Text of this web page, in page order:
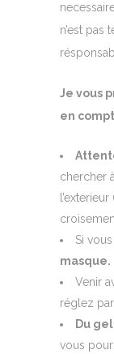
n’est pas
Je vous
en
chercher
Si
masque.
Venir
réglez
Du
vous